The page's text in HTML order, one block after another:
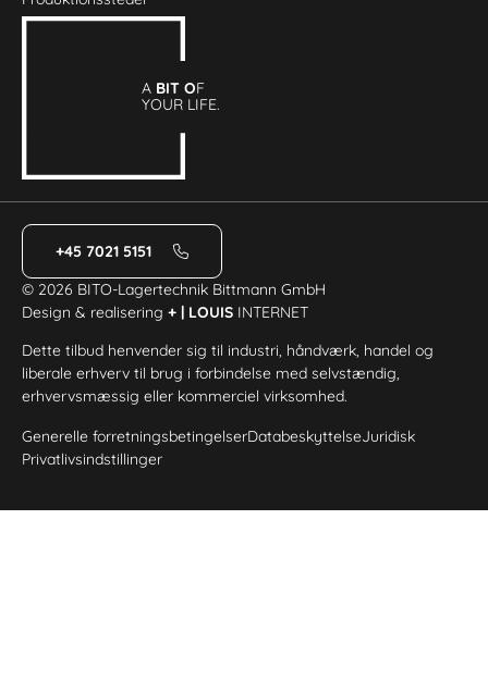
A BIT OF
YOUR LIFE.
+45 7021 5151
© 2026 BITO-Lagertechnik Bittmann GmbH
Design & realisering+ | LOUIS INTERNET
Dette tilbud henvender sig til industri, håndværk, handel og
liberale erhverv til brug i forbindelse med selvstændig,
erhvervsmæssig eller kommerciel virksomhed.
Generelle forretningsbetingelserDatabeskyttelseJuridisk
Privatlivsindstillinger